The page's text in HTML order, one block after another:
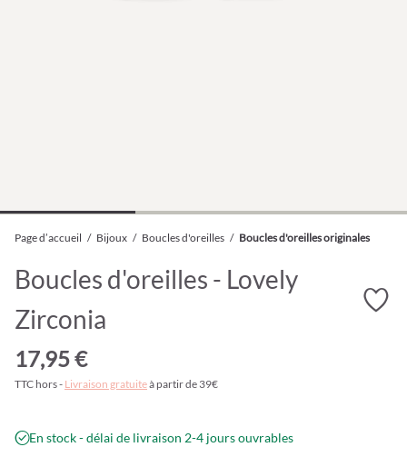
Page d’accueil / Bijoux / Boucles d'oreilles / Boucles d'oreilles originales
Boucles d'oreilles - Lovely
Zirconia
17,95 €
TTC hors - Livraison gratuiteà partir de 39€
En stock - délai de livraison 2-4 jours ouvrables